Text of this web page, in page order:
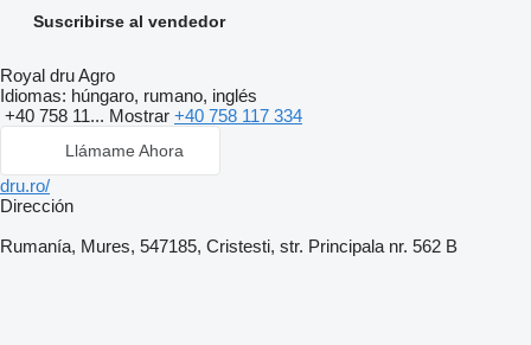
Suscribirse al vendedor
Royal dru Agro
Idiomas: húngaro, rumano, inglés
+40 758 11... Mostrar +40 758 117 334
Llámame Ahora
dru.ro/
Dirección
Rumanía, Mures, 547185, Cristesti, str. Principala nr. 562 B